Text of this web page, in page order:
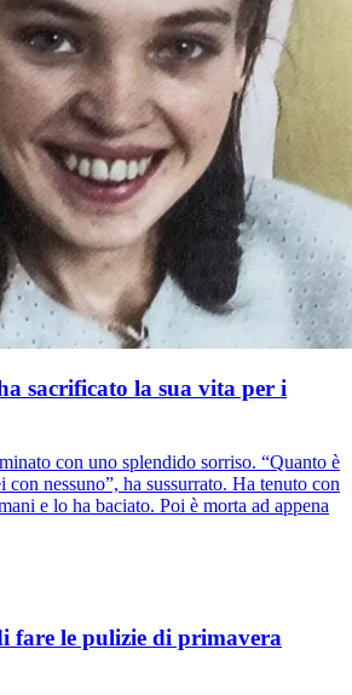
sacrificato la sua vita per i
con uno splendido sorriso. “Quanto è
nessuno”, ha sussurrato. Ha tenuto con
e lo ha baciato. Poi è morta ad appena
fare le pulizie di primavera